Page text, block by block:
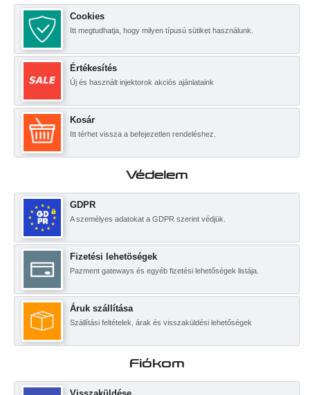
Cookies
Itt megtudhatja, hogy milyen típusú sütiket használunk.
Értékesítés
Új és használt injektorok akciós ajánlataink
Kosár
Itt térhet vissza a befejezetlen rendeléshez.
Védelem
GDPR
A személyes adatokat a GDPR szerint védjük.
Fizetési lehetöségek
Pazment gateways és egyéb fizetési lehetőségek listája.
Áruk szállítása
Szállítási feltételek, árak és visszaküldési lehetőségek
Fiókom